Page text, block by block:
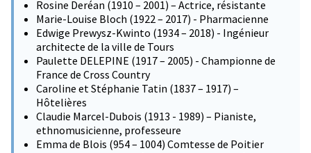
Rosine Deréan (1910 – 2001) – Actrice, résistante
Marie-Louise Bloch (1922 – 2017) - Pharmacienne
Edwige Prewysz-Kwinto (1934 – 2018) - Ingénieur
architecte de la ville de Tours
Paulette DELEPINE (1917 – 2005) - Championne de
France de Cross Country
Caroline et Stéphanie Tatin (1837 – 1917) –
Hôtelières
Claudie Marcel-Dubois (1913 - 1989) – Pianiste,
ethnomusicienne, professeure
Emma de Blois (954 – 1004) Comtesse de Poitier